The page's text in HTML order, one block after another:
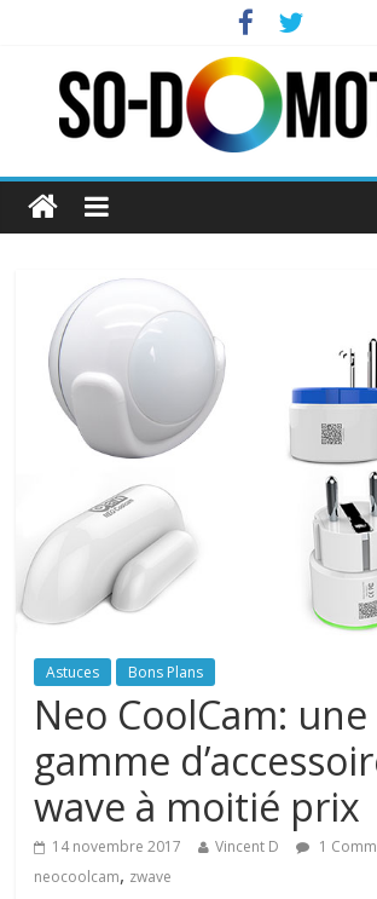
Astuces Bons Plans
Neo CoolCam: une
gamme
wave à moitié prix
14 novembre 2017 Vincent D 1
neocoolcam, zwave